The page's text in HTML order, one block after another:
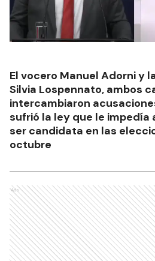
El vocero Manuel Adorni y
Silvia Lospennato, ambos
intercambiaron
sufrió la ley que le impedía
ser candidata en las
octubre
Ads